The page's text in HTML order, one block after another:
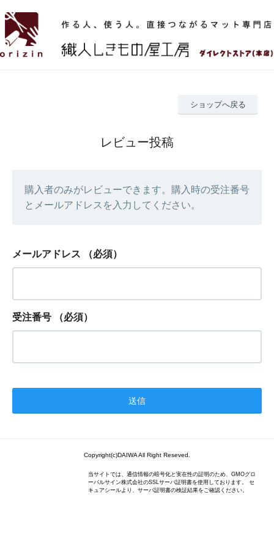
ショップへ戻る
レビュー投稿
購入者のみがレビューできます。購入時の受注番号
とメールアドレスを入力してください。
メールアドレス （必須）
受注番号 （必須）
Copyright(c)DAIWA All Right Reseved.
当サイトでは、通信情報の暗号化と実在性の証明のため、GMOグロ
ーバルサイン株式会社のSSLサーバ証明書を使用しております。 セ
キュアシールより、サーバ証明書の検証結果をご確認ください。